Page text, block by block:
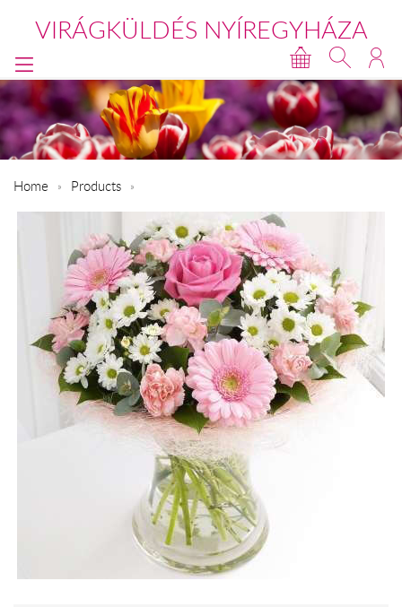
VIRÁGKÜLDÉS NYÍREGYHÁZA
Home Products